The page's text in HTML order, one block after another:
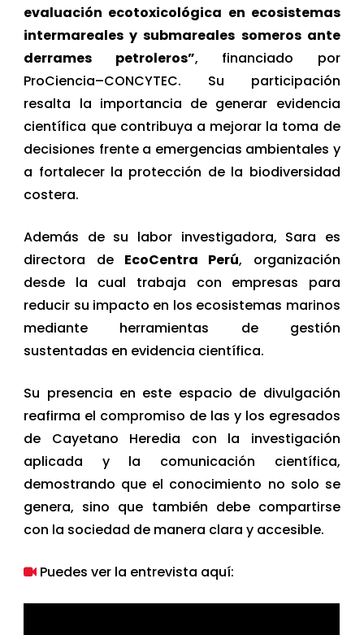
evaluación ecotoxicológica en ecosistemas
intermareales y submareales someros ante
derrames petroleros”, financiado por
ProCiencia–CONCYTEC. Su participación
resalta la importancia de generar evidencia
científica que contribuya a mejorar la toma de
decisiones frente a emergencias ambientales y
a fortalecer la protección de la biodiversidad
costera.
Además de su labor investigadora, Sara es
directora de EcoCentra Perú, organización
desde la cual trabaja con empresas para
reducir su impacto en los ecosistemas marinos
mediante herramientas de gestión
sustentadas en evidencia científica.
Su presencia en este espacio de divulgación
reafirma el compromiso de las y los egresados
de Cayetano Heredia con la investigación
aplicada y la comunicación científica,
demostrando que el conocimiento no solo se
genera, sino que también debe compartirse
con la sociedad de manera clara y accesible.
Puedes ver la entrevista aquí: